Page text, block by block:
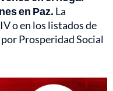
en Paz. La
o en los listados de
Prosperidad Social